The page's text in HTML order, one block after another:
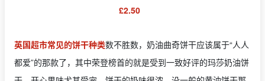
£2.50
英国超市常见的饼干种类数不胜数，奶油曲奇饼干应该属于“人人
都爱”的那款了，其中荣登榜首的就是受到一致好评的玛莎奶油饼